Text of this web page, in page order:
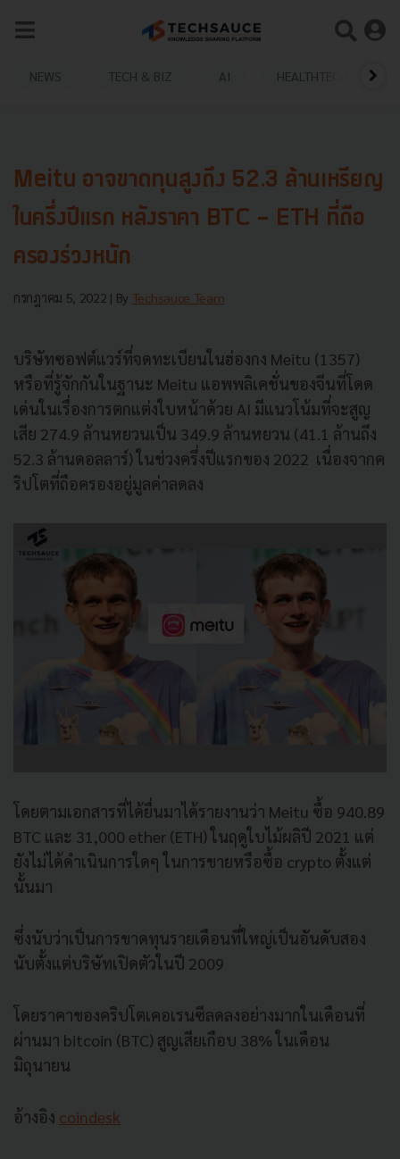
NEWS TECH & BIZ AI HEALTHTECH
Meitu อาจขาดทุนสูงถึง 52.3 ล้านเหรียญ
ในครึ่งปีแรก หลังราคา BTC - ETH ที่ถือ
ครองร่วงหนัก
กรกฎาคม 5, 2022 | By Techsauce Team
บริษัทซอฟต์แวร์ที่จดทะเบียนในฮ่องกง Meitu (1357)
หรือที่รู้จักกันในฐานะ Meitu แอพพลิเคชั่นของจีนที่โดด
เด่นในเรื่องการตกแต่งใบหน้าด้วย AI มีแนวโน้มที่จะสูญ
เสีย 274.9 ล้านหยวนเป็น 349.9 ล้านหยวน (41.1 ล้านถึง
52.3 ล้านดอลลาร์) ในช่วงครึ่งปีแรกของ 2022 เนื่องจากค
ริปโตที่ถือครองอยู่มูลค่าลดลง
โดยตามเอกสารที่ได้ยื่นมาได้รายงานว่า Meitu ซื้อ 940.89
BTC และ 31,000 ether (ETH) ในฤดูใบไม้ผลิปี 2021 แต่
ยังไม่ได้ดำเนินการใดๆ ในการขายหรือซื้อ crypto ตั้งแต่
นั้นมา
ซึ่งนับว่าเป็นการขาดทุนรายเดือนที่ใหญ่เป็นอันดับสอง
นับตั้งแต่บริษัทเปิดตัวในปี 2009
โดยราคาของคริปโตเคอเรนซีลดลงอย่างมากในเดือนที่
ผ่านมา bitcoin (BTC) สูญเสียเกือบ 38% ในเดือน
มิถุนายน
อ้างอิง coindesk